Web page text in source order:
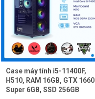
Case máy tính i5-11400F,
H510, RAM 16GB, GTX 1660
Super 6GB, SSD 256GB